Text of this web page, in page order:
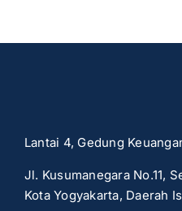
Lantai 4, Gedung
Jl. Kusumanegara No.11,
Kota Yogyakarta, Daerah